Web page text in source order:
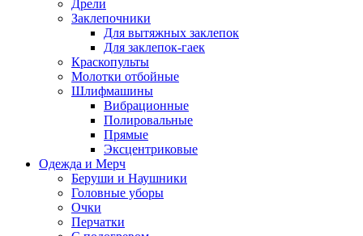
Дрели
Заклепочники
Для вытяжных заклепок
Для заклепок-гаек
Краскопульты
Молотки отбойные
Шлифмашины
Вибрационные
Полировальные
Прямые
Эксцентриковые
Одежда и Мерч
Беруши и Наушники
Головные уборы
Очки
Перчатки